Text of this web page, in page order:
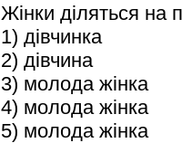
Жінки діляться на
1) дівчинка
2) дівчина
3) молода жінка
4) молода жінка
5) молода жінка